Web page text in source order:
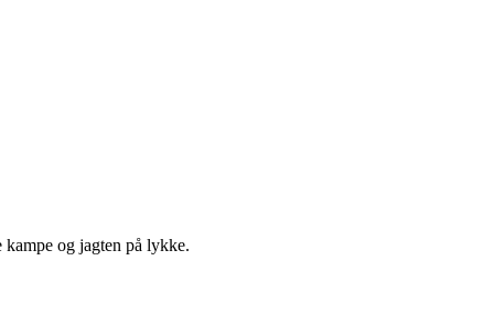
og jagten på lykke.